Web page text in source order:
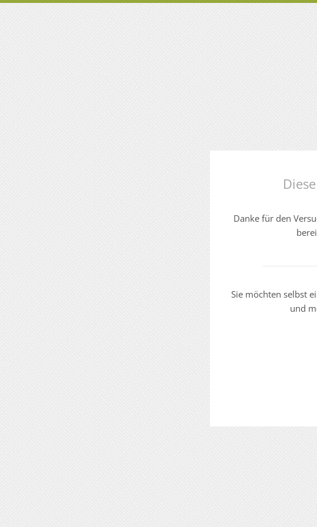
Danke für den
Sie möchten selbst
und